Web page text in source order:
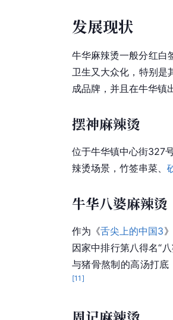
发展现状
牛华麻辣烫一般分红白
卫生又大众化，特别是
成品牌，并且在牛华镇
摆神麻辣烫
位于牛华镇中心街327
辣烫场景，竹签串菜、
牛华八婆麻辣烫
作为《舌尖上的中国3
因家中排行第八得名“
与猪骨熬制的高汤打底
[11 ]